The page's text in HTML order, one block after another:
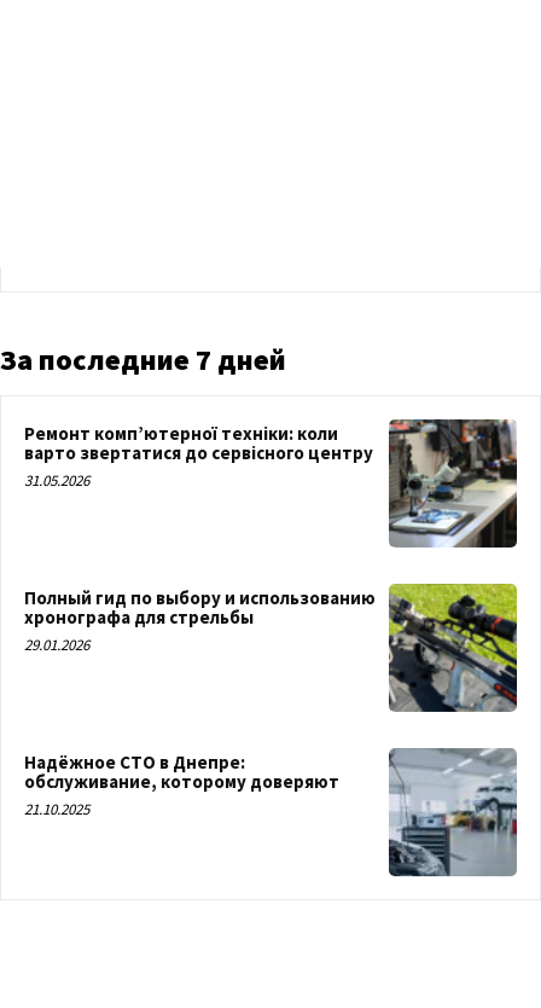
За последние 7 дней
Ремонт комп’ютерної техніки: коли
варто звертатися до сервісного центру
31.05.2026
Полный гид по выбору и использованию
хронографа для стрельбы
29.01.2026
Надёжное СТО в Днепре:
обслуживание, которому доверяют
21.10.2025